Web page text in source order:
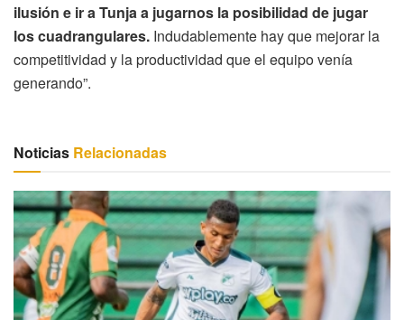
ilusión e ir a Tunja a jugarnos la posibilidad de jugar
los cuadrangulares. Indudablemente hay que mejorar la
competitividad y la productividad que el equipo venía
generando”.
Noticias Relacionadas